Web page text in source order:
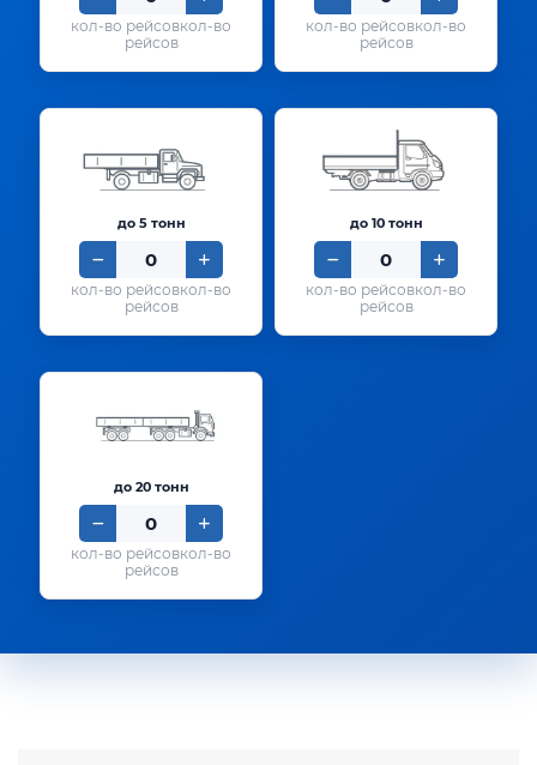
кол-во
рейсов
кол-во
рейсов
до 5 тонн
кол-во
рейсов
до 10 тонн
кол-во
рейсов
до 20 тонн
кол-во
рейсов